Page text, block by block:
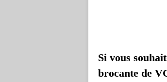
Si vous
brocante de